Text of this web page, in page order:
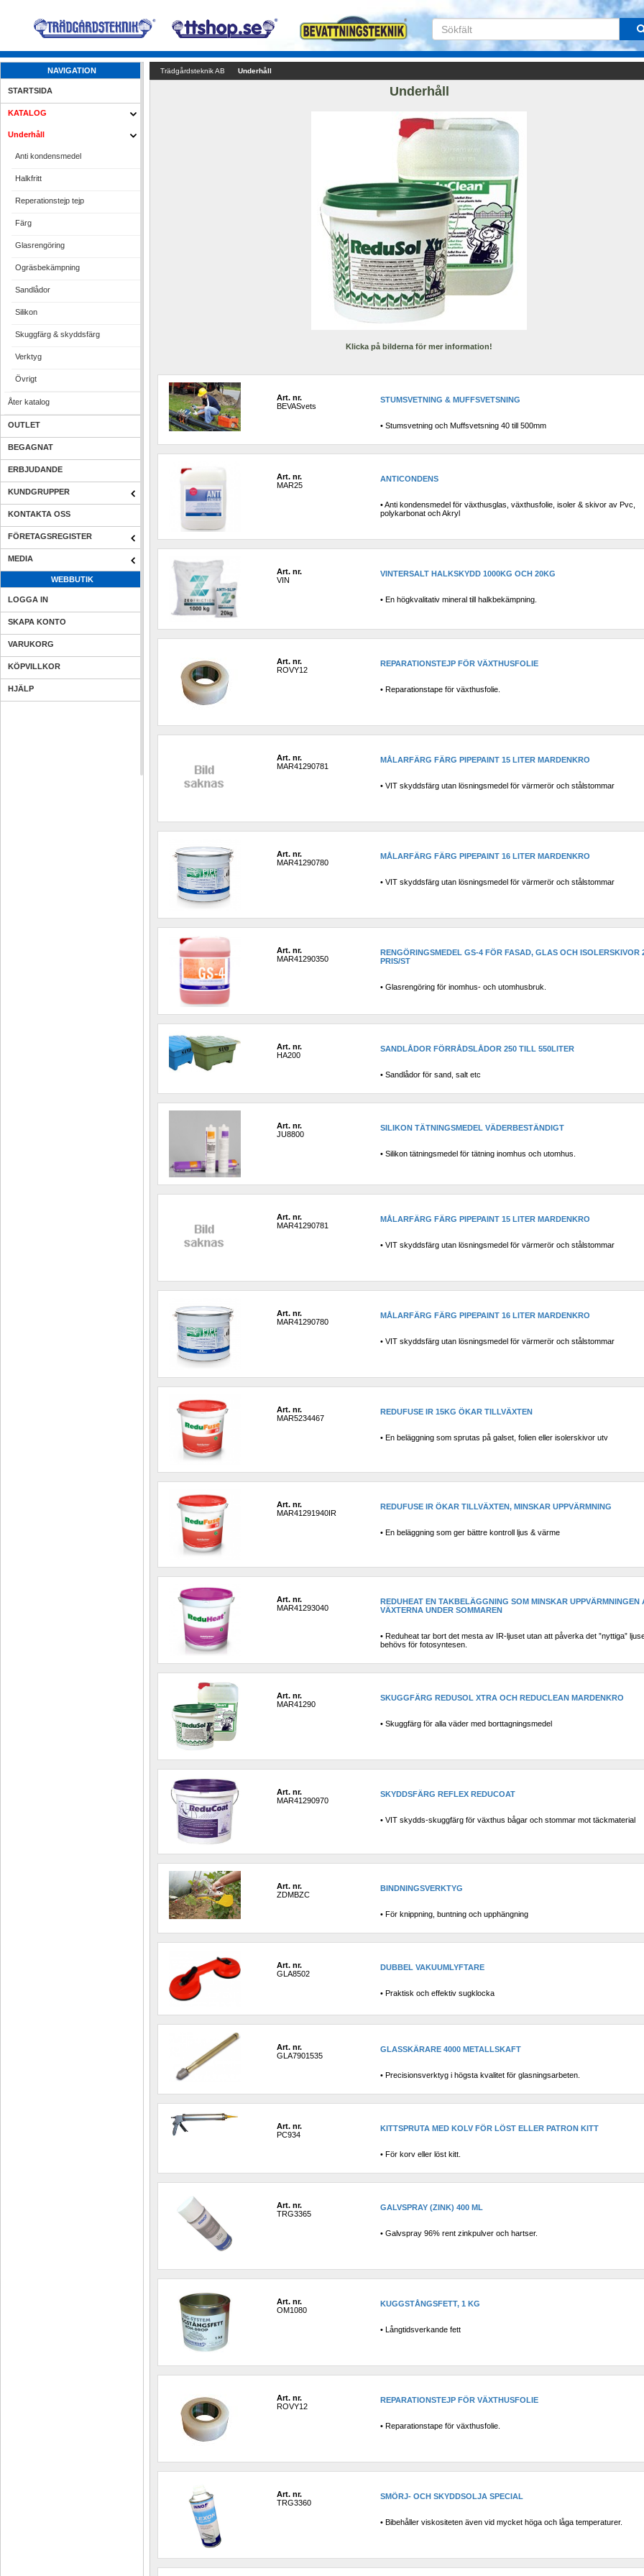
NAVIGATION
STARTSIDA
KATALOG
Underhåll
Anti kondensmedel
Halkfritt
Reperationstejp tejp
Färg
Glasrengöring
Ogräsbekämpning
Sandlådor
Silikon
Skuggfärg & skyddsfärg
Verktyg
Övrigt
Åter katalog
OUTLET
BEGAGNAT
ERBJUDANDE
KUNDGRUPPER
KONTAKTA OSS
FÖRETAGSREGISTER
MEDIA
WEBBUTIK
LOGGA IN
SKAPA KONTO
VARUKORG
KÖPVILLKOR
HJÄLP
Trädgårdsteknik AB Underhåll
Underhåll
Klicka på bilderna för mer information!
Art. nr.
BEVASvets
STUMSVETNING & MUFFSVETSNING
• Stumsvetning och Muffsvetsning 40 till 500mm
Art. nr.
MAR25
ANTICONDENS
• Anti kondensmedel för växthusglas, växthusfolie, isoler & skivor av Pvc,
polykarbonat och Akryl
Art. nr.
VIN
VINTERSALT HALKSKYDD 1000KG OCH 20KG
• En högkvalitativ mineral till halkbekämpning.
Art. nr.
ROVY12
REPARATIONSTEJP FÖR VÄXTHUSFOLIE
• Reparationstape för växthusfolie.
Art. nr.
MAR41290781
MÅLARFÄRG FÄRG PIPEPAINT 15 LITER MARDENKRO
• VIT skyddsfärg utan lösningsmedel för värmerör och stålstommar
Art. nr.
MAR41290780
MÅLARFÄRG FÄRG PIPEPAINT 16 LITER MARDENKRO
• VIT skyddsfärg utan lösningsmedel för värmerör och stålstommar
Art. nr.
MAR41290350
RENGÖRINGSMEDEL GS-4 FÖR FASAD, GLAS OCH ISOLERSKIVOR
PRIS/ST
• Glasrengöring för inomhus- och utomhusbruk.
Art. nr.
HA200
SANDLÅDOR FÖRRÅDSLÅDOR 250 TILL 550LITER
• Sandlådor för sand, salt etc
Art. nr.
JU8800
SILIKON TÄTNINGSMEDEL VÄDERBESTÄNDIGT
• Silikon tätningsmedel för tätning inomhus och utomhus.
Art. nr.
MAR41290781
MÅLARFÄRG FÄRG PIPEPAINT 15 LITER MARDENKRO
• VIT skyddsfärg utan lösningsmedel för värmerör och stålstommar
Art. nr.
MAR41290780
MÅLARFÄRG FÄRG PIPEPAINT 16 LITER MARDENKRO
• VIT skyddsfärg utan lösningsmedel för värmerör och stålstommar
Art. nr.
MAR5234467
REDUFUSE IR 15KG ÖKAR TILLVÄXTEN
• En beläggning som sprutas på galset, folien eller isolerskivor utv
Art. nr.
MAR41291940IR
REDUFUSE IR ÖKAR TILLVÄXTEN, MINSKAR UPPVÄRMNING
• En beläggning som ger bättre kontroll ljus & värme
Art. nr.
MAR41293040
REDUHEAT EN TAKBELÄGGNING SOM MINSKAR UPPVÄRMNINGEN
VÄXTERNA UNDER SOMMAREN
• Reduheat tar bort det mesta av IR-ljuset utan att påverka det ”nyttiga”
behövs för fotosyntesen.
Art. nr.
MAR41290
SKUGGFÄRG REDUSOL XTRA OCH REDUCLEAN MARDENKRO
• Skuggfärg för alla väder med borttagningsmedel
Art. nr.
MAR41290970
SKYDDSFÄRG REFLEX REDUCOAT
• VIT skydds-skuggfärg för växthus bågar och stommar mot täckmaterial
Art. nr.
ZDMBZC
BINDNINGSVERKTYG
• För knippning, buntning och upphängning
Art. nr.
GLA8502
DUBBEL VAKUUMLYFTARE
• Praktisk och effektiv sugklocka
Art. nr.
GLA7901535
GLASSKÄRARE 4000 METALLSKAFT
• Precisionsverktyg i högsta kvalitet för glasningsarbeten.
Art. nr.
PC934
KITTSPRUTA MED KOLV FÖR LÖST ELLER PATRON KITT
• För korv eller löst kitt.
Art. nr.
TRG3365
GALVSPRAY (ZINK) 400 ML
• Galvspray 96% rent zinkpulver och hartser.
Art. nr.
OM1080
KUGGSTÅNGSFETT, 1 KG
• Långtidsverkande fett
Art. nr.
ROVY12
REPARATIONSTEJP FÖR VÄXTHUSFOLIE
• Reparationstape för växthusfolie.
Art. nr.
TRG3360
SMÖRJ- OCH SKYDDSOLJA SPECIAL
• Bibehåller viskositeten även vid mycket höga och låga temperaturer.